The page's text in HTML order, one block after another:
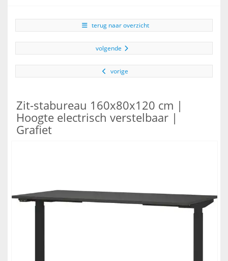
terug naar overzicht
volgende
vorige
Zit-stabureau 160x80x120 cm |
Hoogte electrisch verstelbaar |
Grafiet